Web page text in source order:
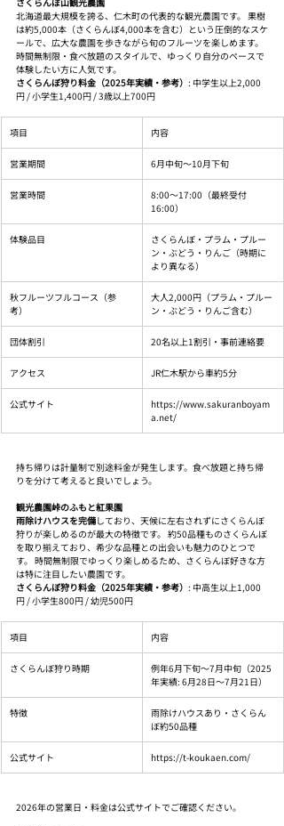
北海道最大規模を誇る、仁木町の代表的な観光農園です。 果樹
は約5,000本（さくらんぼ4,000本を含む）という圧倒的なスケ
ールで、広大な農園を歩きながら旬のフルーツを楽しめます。
時間無制限・食べ放題のスタイルで、ゆっくり自分のペースで
体験したい方に人気です。
さくらんぼ狩り料金（2025年実績・参考） : 中学生以上2,000
円 / 小学生1,400円 / 3歳以上700円
項目 内容
営業期間 6月中旬〜10月下旬
営業時間
8:00〜17:00（最終受付
16:00）
体験品目
さくらんぼ・プラム・プルー
ン・ぶどう・りんご（時期に
より異なる）
秋フルーツフルコース（参
考）
大人2,000円（プラム・プルー
ン・ぶどう・りんご含む）
団体割引 20名以上1割引・事前連絡要
アクセス JR仁木駅から車約5分
公式サイト
https://www.sakuranboyam
a.net/
持ち帰りは計量制で別途料金が発生します。食べ放題と持ち帰
りを分けて考えると良いでしょう。
観光農園峠のふもと紅果園
雨除けハウスを完備しており、天候に左右されずにさくらんぼ
狩りが楽しめるのが最大の特徴です。 約50品種ものさくらんぼ
を取り揃えており、希少な品種との出会いも魅力のひとつで
す。 時間無制限でゆっくり楽しめるため、さくらんぼ好きな方
は特に注目したい農園です。
さくらんぼ狩り料金（2025年実績・参考） : 中高生以上1,000
円 / 小学生800円 / 幼児500円
項目 内容
さくらんぼ狩り時期
例年6月下旬〜7月中旬（2025
年実績: 6月28日〜7月21日）
特徴
雨除けハウスあり・さくらん
ぼ約50品種
公式サイト https://t-koukaen.com/
2026年の営業日・料金は公式サイトでご確認ください。